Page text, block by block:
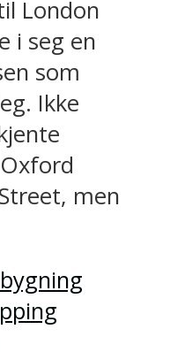
London
i seg en
som
Ikke
men